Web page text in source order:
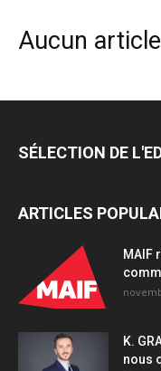
Aucun
SÉLECTION DE
ARTICLES
MAIF
K.
nous